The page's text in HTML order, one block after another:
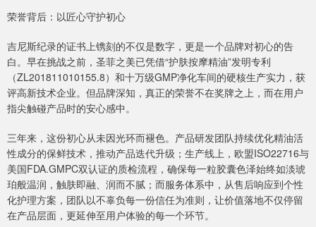
荣誉背后：以匠心守护初心
吉尼斯纪录的证书上镌刻的不仅是数字，更是一个品牌对初心的告
白。早在挑战之前，圣菲之美已凭借“护肤按摩精油”发明专利
（ZL201811010155.8）和十万级GMP净化车间的硬核生产实力，获
评高新技术企业。但品牌深知，真正的荣誉不在奖牌之上，而在用户
指尖触碰产品时的安心感中。
三年来，这份初心从未因光环而褪色。产品研发团队持续优化精油活
性成分的保鲜技术，推动产品迭代升级；生产线上，欧盟ISO22716与
美国FDA.GMPC双认证的质检流程，确保每一粒胶囊色泽始终如淡琥
珀般温润，触肤即融、润而不腻；而服务体系中，从售后响应到个性
化护理方案，团队以不辜负每一份信任为准则，让价值落地不仅停留
在产品层面，更延伸至用户体验的每一个环节。